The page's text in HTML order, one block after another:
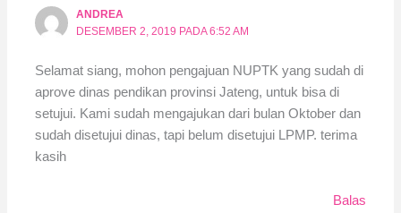
ANDREA
DESEMBER 2, 2019 PADA 6:52 AM
Selamat siang, mohon pengajuan NUPTK yang sudah di
aprove dinas pendikan provinsi Jateng, untuk bisa di
setujui. Kami sudah mengajukan dari bulan Oktober dan
sudah disetujui dinas, tapi belum disetujui LPMP. terima
kasih
Balas